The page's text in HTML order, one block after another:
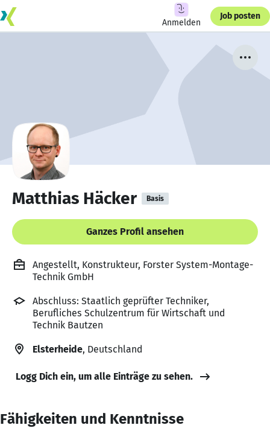
Anmelden
Job posten
Matthias Häcker Basis
Ganzes Profil ansehen
Angestellt, Konstrukteur, Forster System-Montage-
Technik GmbH
Abschluss: Staatlich geprüfter Techniker,
Berufliches Schulzentrum für Wirtschaft und
Technik Bautzen
Elsterheide, Deutschland
Logg Dich ein, um alle Einträge zu sehen.
Fähigkeiten und Kenntnisse